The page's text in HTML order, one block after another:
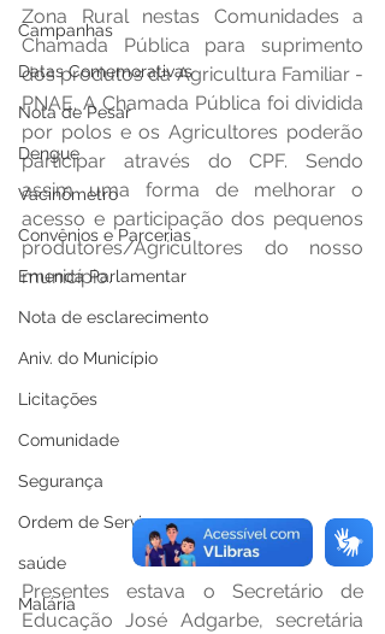
Campanhas
Datas Comemorativas
Nota de Pesar
Dengue
Vacinômetro
Convênios e Parcerias
Emenda Parlamentar
Nota de esclarecimento
Aniv. do Município
Licitações
Comunidade
Segurança
Ordem de Serviço
saúde
Malária
Zona Rural nestas Comunidades a
Chamada Pública para suprimento
dos produtos da Agricultura Familiar -
PNAE. A Chamada Pública foi dividida
por polos e os Agricultores poderão
participar através do CPF. Sendo
assim uma forma de melhorar o
acesso e participação dos pequenos
produtores/Agricultores do nosso
município.
Presentes estava o Secretário de
Educação José Adgarbe, secretária